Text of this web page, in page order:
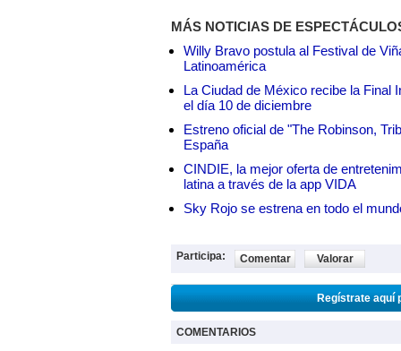
MÁS NOTICIAS DE
Willy Bravo postula al Festival de
Latinoamérica
La Ciudad de México recibe la Final
el día 10 de diciembre
Estreno oficial de "The Robinson,
España
CINDIE, la mejor oferta de
latina a través de la app VIDA
Sky Rojo se estrena en todo el
Participa: Comentar Valorar
Regístrate aquí
COMENTARIOS